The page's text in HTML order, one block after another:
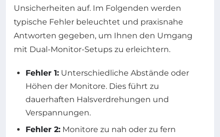
Unsicherheiten auf. Im Folgenden werden
typische Fehler beleuchtet und praxisnahe
Antworten gegeben, um Ihnen den Umgang
mit Dual-Monitor-Setups zu erleichtern.
Fehler 1: Unterschiedliche Abstände oder
Höhen der Monitore. Dies führt zu
dauerhaften Halsverdrehungen und
Verspannungen.
Fehler 2: Monitore zu nah oder zu fern